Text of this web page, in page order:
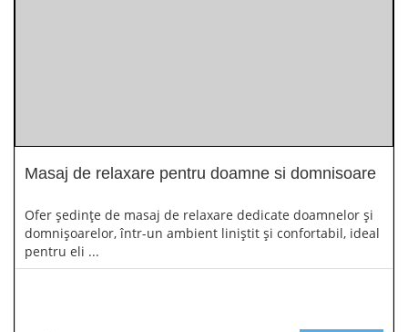
Masaj de relaxare pentru doamne si domnisoare
Ofer ședințe de masaj de relaxare dedicate doamnelor și
domnișoarelor, într-un ambient liniștit și confortabil, ideal
pentru eli ...